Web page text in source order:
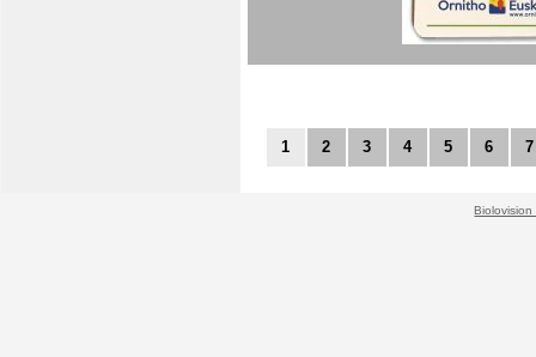
1 2 3 4 5 6 7
Biolovision